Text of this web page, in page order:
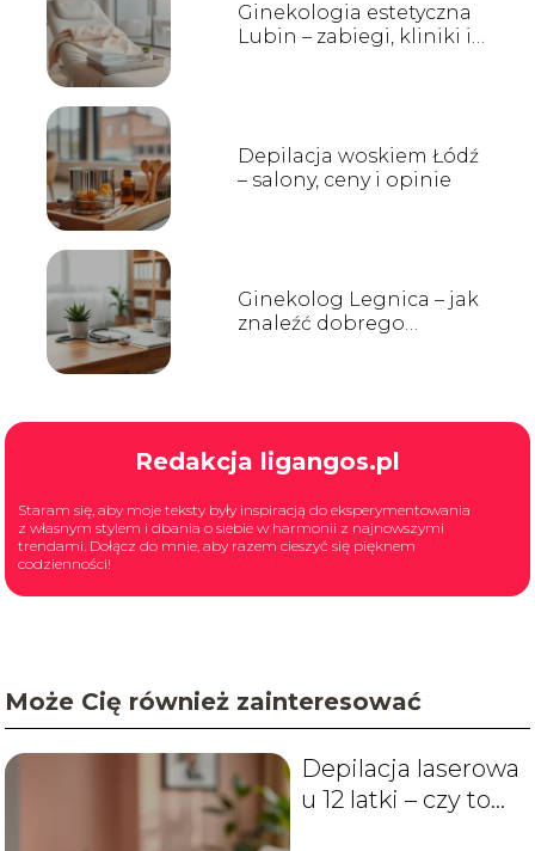
Ginekologia estetyczna
Lubin – zabiegi, kliniki i
Depilacja woskiem Łódź
– salony, ceny i opinie
Ginekolog Legnica – jak
znaleźć dobrego
Redakcja ligangos.pl
Staram się, aby moje teksty były inspiracją do eksperymentowania
z własnym stylem i dbania o siebie w harmonii z najnowszymi
trendami. Dołącz do mnie, aby razem cieszyć się pięknem
codzienności!
Może Cię również zainteresować
Depilacja laserowa
u 12 latki – czy to